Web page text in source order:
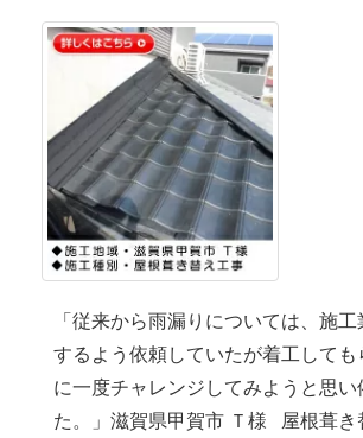
「従来から雨漏りについては、施
するよう依頼していたが着工しても
に一度チャレンジしてみようと思い
た。」滋賀県甲賀市 Ｔ様 屋根葺き